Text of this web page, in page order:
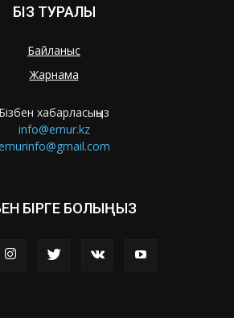
БІЗ ТУРАЛЫ
Байланыс
Жарнама
Бізбен хабарласыңыз
info@ernur.kz
БІРГЕ БОЛЫҢЫЗ